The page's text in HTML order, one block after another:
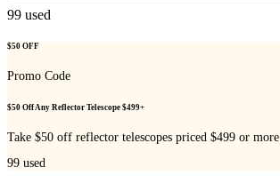
99 used
$50 OFF
Promo Code
$50 Off Any Reflector Telescope $499+
Take $50 off reflector telescopes priced $499 or more.
99 used